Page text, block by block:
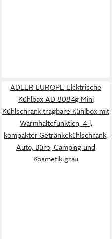
ADLER EUROPE Elektrische
Kühlbox AD 8084g Mini
Kühlschrank tragbare Kühlbox mit
Warmhaltefunktion, 4 l,
kompakter Getränkekühlschrank,
Auto, Büro, Camping und
Kosmetik grau